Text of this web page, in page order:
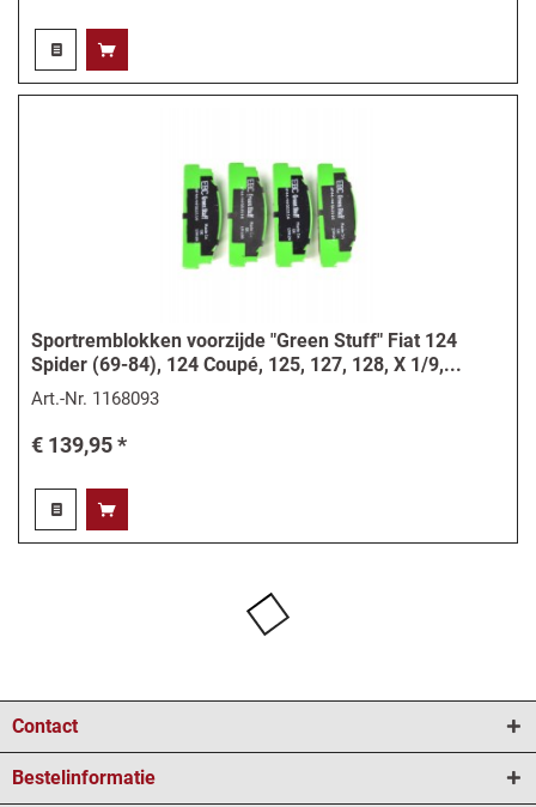
Sportremblokken voorzijde "Green Stuff" Fiat 124
Spider (69-84), 124 Coupé, 125, 127, 128, X 1/9,...
Art.-Nr. 1168093
€ 139,95 *
Contact
Bestelinformatie